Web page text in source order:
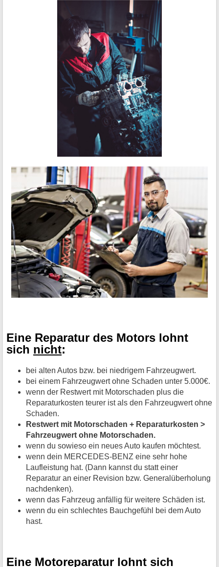
Eine Reparatur des Motors lohnt
sich nicht:
bei alten Autos bzw. bei niedrigem Fahrzeugwert.
bei einem Fahrzeugwert ohne Schaden unter 5.000€.
wenn der Restwert mit Motorschaden plus die
Reparaturkosten teurer ist als den Fahrzeugwert ohne
Schaden.
Restwert mit Motorschaden + Reparaturkosten >
Fahrzeugwert ohne Motorschaden.
wenn du sowieso ein neues Auto kaufen möchtest.
wenn dein MERCEDES-BENZ eine sehr hohe
Laufleistung hat. (Dann kannst du statt einer
Reparatur an einer Revision bzw. Generalüberholung
nachdenken).
wenn das Fahrzeug anfällig für weitere Schäden ist.
wenn du ein schlechtes Bauchgefühl bei dem Auto
hast.
Eine Motoreparatur lohnt sich